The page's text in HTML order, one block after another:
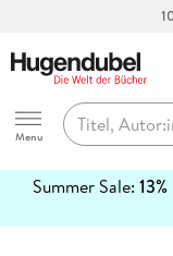
Hugendubel
Menu
Summer Sale:
erfahren